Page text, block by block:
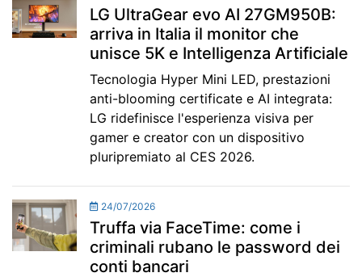
LG UltraGear evo AI 27GM950B:
arriva in Italia il monitor che
unisce 5K e Intelligenza Artificiale
Tecnologia Hyper Mini LED, prestazioni
anti-blooming certificate e AI integrata:
LG ridefinisce l'esperienza visiva per
gamer e creator con un dispositivo
pluripremiato al CES 2026.
24/07/2026
Truffa via FaceTime: come i
criminali rubano le password dei
conti bancari